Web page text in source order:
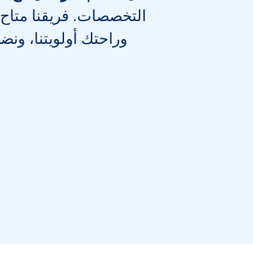
التخصصات. فريقنا
وراحتك أولويتنا،